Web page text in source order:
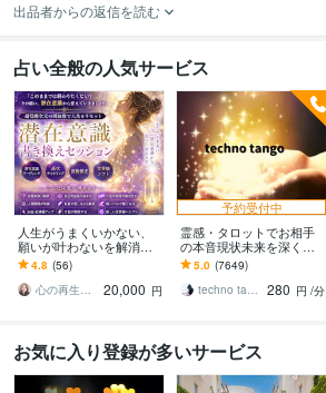
出品者からの返信を読む
占い全般の人気サービス
人生がうまくいかない、
願いが叶わないを解消し
ます 現実を変えるために
努力したのに、自力では
もう無理と感じている
4.8 (56)
心の再生セラピスト YASUKO
20,000 円
予約受付中
霊感・タロットでお相手
の本音現状未来を深く視
ます 恋愛・仕事・家族・
人間関係の本質を見抜き
スピード解決へ
5.0 (7649)
techno tango
280 円 /分
お気に入り登録が多いサービス